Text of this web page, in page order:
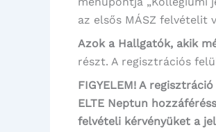
az elsős MÁSZ felvételit
Azok a Hallgatók, akik
részt. A regisztrációs
FIGYELEM! A regisztráció
ELTE Neptun
felvételi kérvényüket a